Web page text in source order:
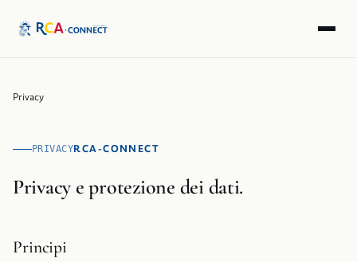
Privacy
PRIVACYRCA-CONNECT
Privacy e protezione dei dati.
Principi